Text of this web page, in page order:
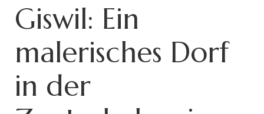
Giswil: Ein
malerisches Dorf
in der